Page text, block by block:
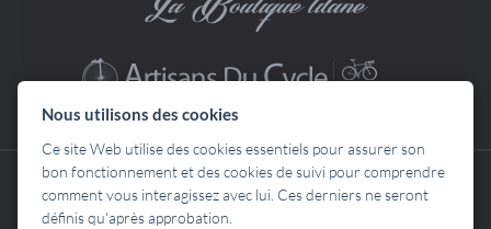
Nous utilisons des cookies
Ce site Web utilise des cookies essentiels pour assurer son
bon fonctionnement et des cookies de suivi pour comprendre
comment vous interagissez avec lui. Ces derniers ne seront
définis qu'après approbation.
SARL ATELIER TITANE
- Tous droits réservés. La
reproduction sur quelque support que ce soit, partielle ou totale, de tout